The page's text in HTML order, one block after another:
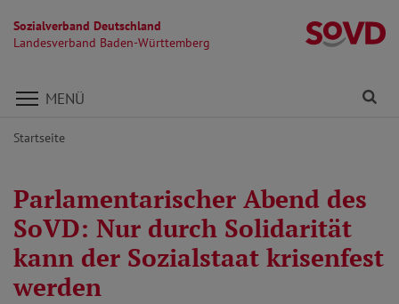
Sozialverband Deutschland
Landesverband Baden-Württemberg
Direkt zu den Inhalten springen
MENÜ
Startseite
Parlamentarischer Abend des
SoVD: Nur durch Solidarität
kann der Sozialstaat krisenfest
werden